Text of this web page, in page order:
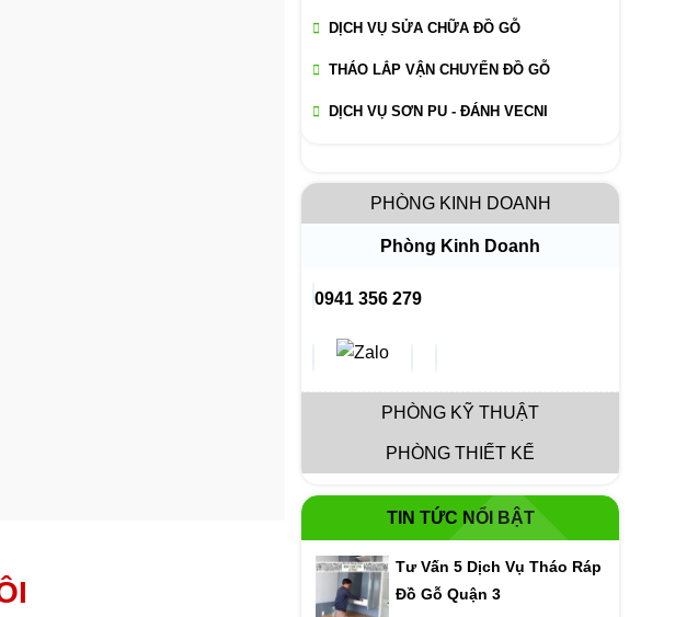
DỊCH VỤ SỬA CHỮA ĐỒ GỖ
THÁO LẮP VẬN CHUYỂN ĐỒ GỖ
DỊCH VỤ SƠN PU - ĐÁNH VECNI
PHÒNG KINH DOANH
Phòng Kinh Doanh
0941 356 279
PHÒNG KỸ THUẬT
PHÒNG THIẾT KẾ
TIN TỨC NỔI BẬT
Tư Vấn 5 Dịch Vụ Tháo Ráp
Đồ Gỗ Quận 3